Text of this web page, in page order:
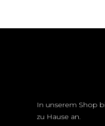
In unserem Shop
zu Hause an.